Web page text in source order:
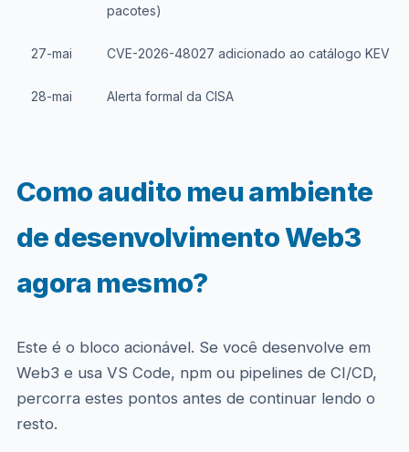
pacotes)
27-mai CVE-2026-48027 adicionado ao catálogo KEV da
28-mai Alerta formal da CISA
Como audito meu ambiente
de desenvolvimento Web3
agora mesmo?
Este é o bloco acionável. Se você desenvolve em
Web3 e usa VS Code, npm ou pipelines de CI/CD,
percorra estes pontos antes de continuar lendo o
resto.